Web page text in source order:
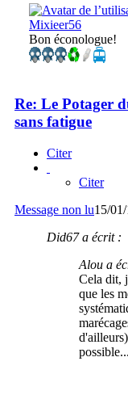
Mixieer56
Bon éconologue!
Re: Le Potager
sans fatigue
Citer
Citer
Message non lu15/
Did67 a écrit :
Alou a
Cela dit,
que les
possible...